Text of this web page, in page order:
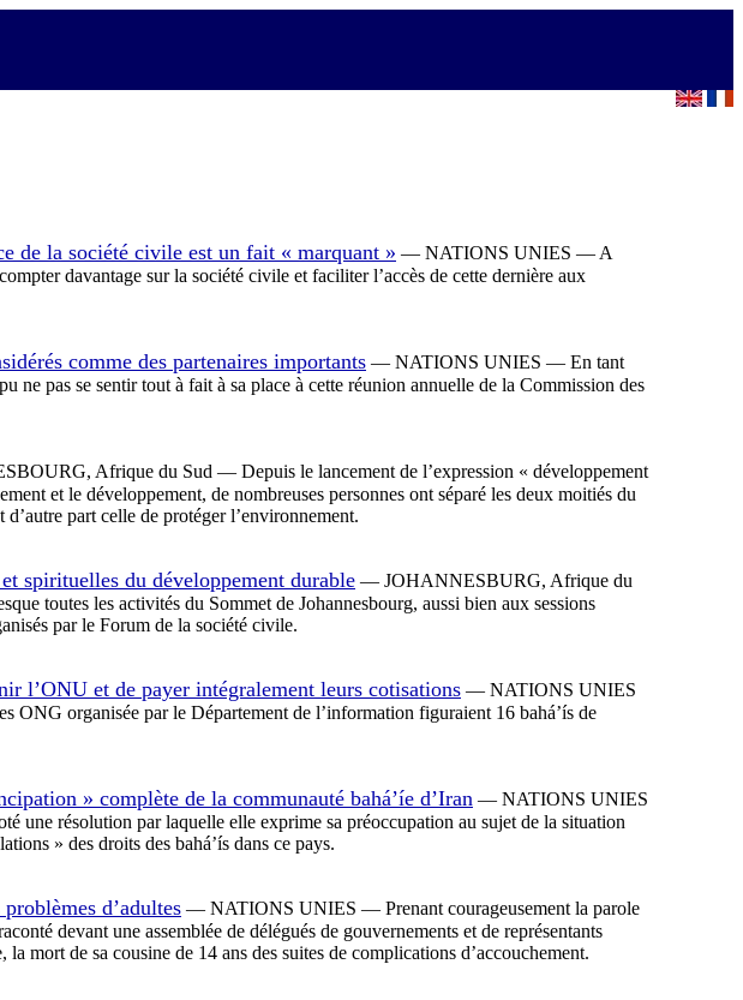
de la société civile est un fait « marquant » — NATIONS UNIES — A
davantage sur la société civile et faciliter l’accès de cette dernière aux
comme des partenaires importants — NATIONS UNIES — En tant
pas se sentir tout à fait à sa place à cette réunion annuelle de la Commission des
Afrique du Sud — Depuis le lancement de l’expression « développement
et le développement, de nombreuses personnes ont séparé les deux moitiés du
part celle de protéger l’environnement.
spirituelles du développement durable — JOHANNESBURG, Afrique du
toutes les activités du Sommet de Johannesbourg, aussi bien aux sessions
par le Forum de la société civile.
l’ONU et de payer intégralement leurs cotisations — NATIONS UNIES
organisée par le Département de l’information figuraient 16 bahá’ís de
» complète de la communauté bahá’íe d’Iran — NATIONS UNIES
une résolution par laquelle elle exprime sa préoccupation au sujet de la situation
» des droits des bahá’ís dans ce pays.
d’adultes — NATIONS UNIES — Prenant courageusement la parole
devant une assemblée de délégués de gouvernements et de représentants
mort de sa cousine de 14 ans des suites de complications d’accouchement.